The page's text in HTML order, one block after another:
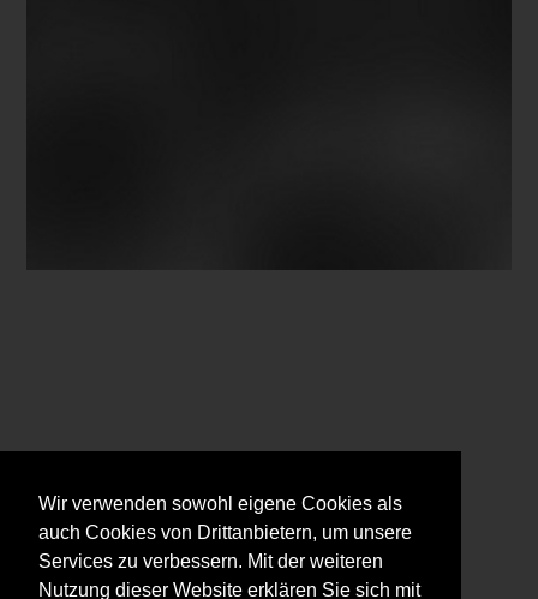
Wir verwenden sowohl eigene Cookies als
auch Cookies von Drittanbietern, um unsere
Services zu verbessern. Mit der weiteren
Nutzung dieser Website erklären Sie sich mit